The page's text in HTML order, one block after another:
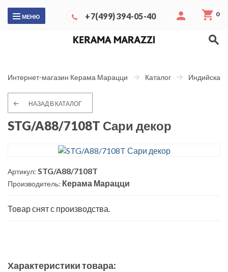
МЕНЮ +7(499) 394-05-40 0
Интернет-магазин Керама Марацци Каталог Индийская
НАЗАД В КАТАЛОГ
STG/A88/7108T Сари декор
Артикул: STG/A88/7108T
Производитель: Керама Марацци
Товар снят с производства.
Характеристики товара: